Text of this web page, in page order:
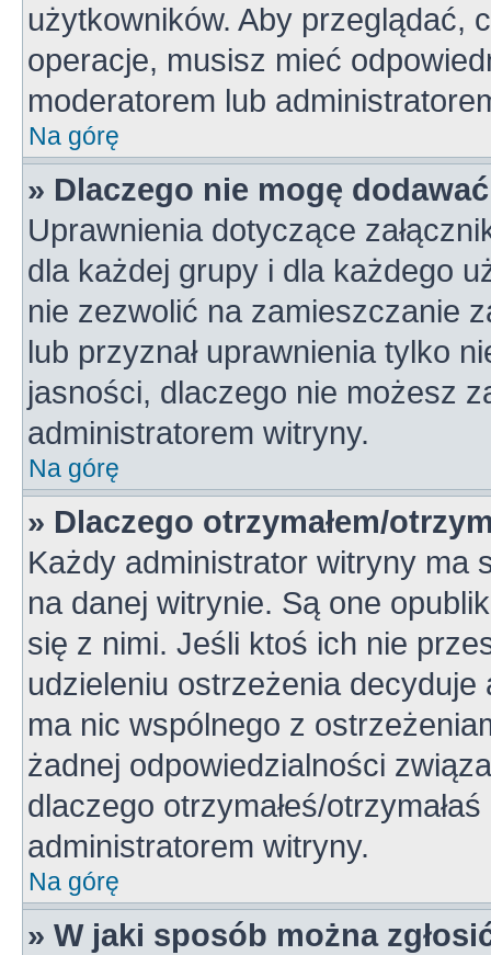
użytkowników. Aby przeglądać,
operacje, musisz mieć
moderatorem lub
Na górę
» Dlaczego nie mogę
Uprawnienia dotyczące
dla każdej grupy i dla każdego
nie zezwolić na zamieszczanie
lub przyznał uprawnienia tylko
jasności, dlaczego nie możesz
administratorem witryny.
Na górę
» Dlaczego otrzymałem/
Każdy administrator witryny ma
na danej witrynie. Są one
się z nimi. Jeśli ktoś ich nie
udzieleniu ostrzeżenia
ma nic wspólnego z
żadnej odpowiedzialności
dlaczego otrzymałeś/
administratorem witryny.
Na górę
» W jaki sposób można